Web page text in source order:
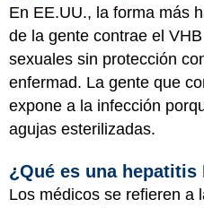
En EE.UU., la forma más
de la gente contrae el
sexuales sin protección
enfermad. La gente que
expone a la infección
agujas esterilizadas.
¿Qué es una hepatitis
Los médicos se refieren a